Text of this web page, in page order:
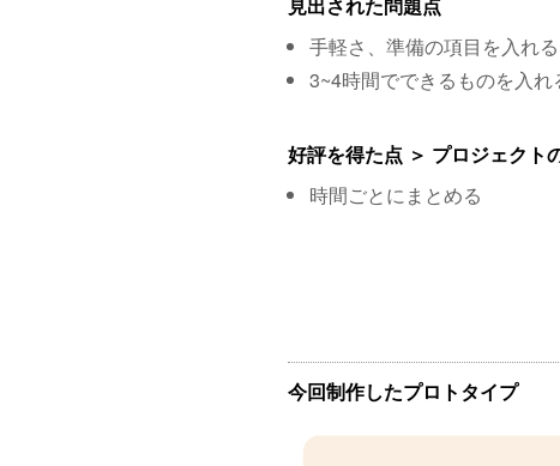
手軽さ、準備の項目を入れる
3~4時間でできるものを入れ
好評を得た点 ＞ プロジェクト
時間ごとにまとめる
今回制作したプロトタイプ